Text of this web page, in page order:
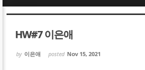
HW#7 이은애
by 이은애 posted Nov 15, 2021
Sketchbook5, 스케치북5
Sketchbook5, 스케치북5